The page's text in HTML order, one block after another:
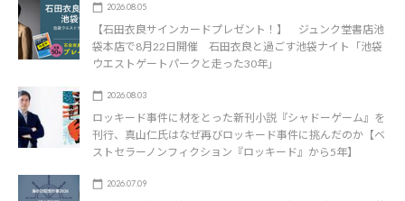
2026.08.05
【石田衣良サインカードプレゼント！】 ジュンク堂書店池
袋本店で8月22日開催 石田衣良と過ごす池袋ナイト「池袋
ウエストゲートパークと走った30年」
2026.08.03
ロッキード事件に材をとった新刊小説『シャドーゲーム』を
刊行、真山仁氏はなぜ再びロッキード事件に挑んだのか【ベ
ストセラーノンフィクション『ロッキード』から5年】
2026.07.09